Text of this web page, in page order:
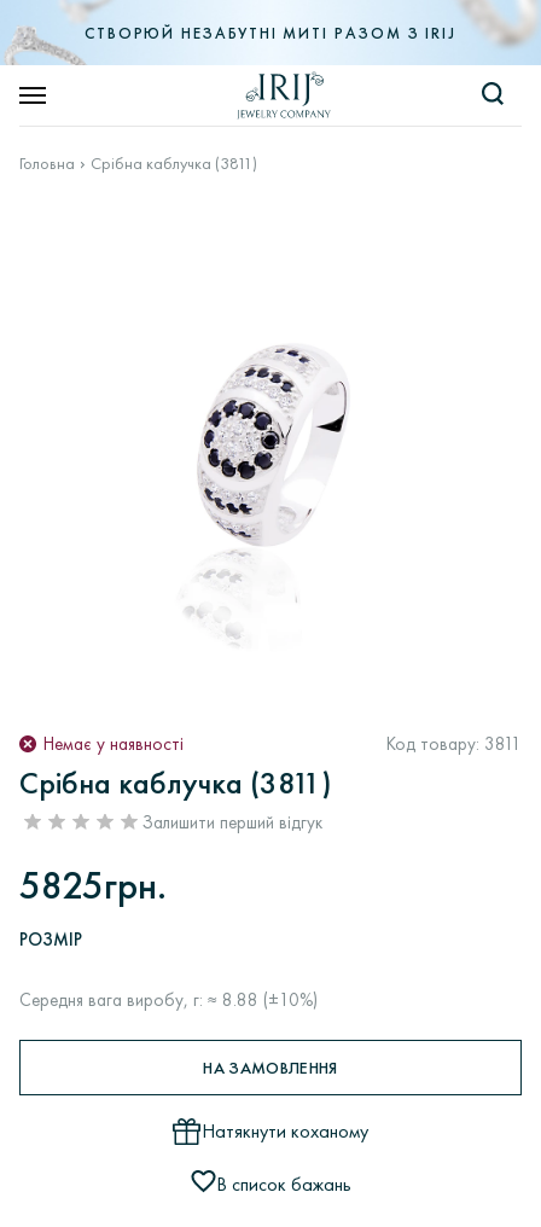
СТВОРЮЙ НЕЗАБУТНІ МИТІ РАЗОМ З IRIJ
Головна Срібна каблучка (3811)
Немає у наявності Код товару: 3811
Срібна каблучка (3811)
Залишити перший відгук
5825грн.
РОЗМІР
Середня вага виробу, г: ≈ 8.88 (±10%)
НА ЗАМОВЛЕННЯ
Натякнути коханому
В список бажань